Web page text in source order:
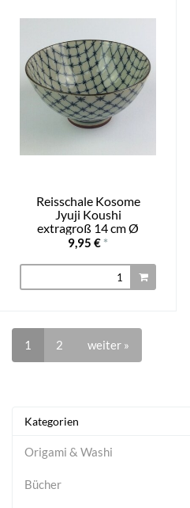
Reisschale Kosome
Jyuji Koushi
extragroß 14 cm Ø
9,95 € *
1 2 weiter »
Kategorien
Origami & Washi
Bücher